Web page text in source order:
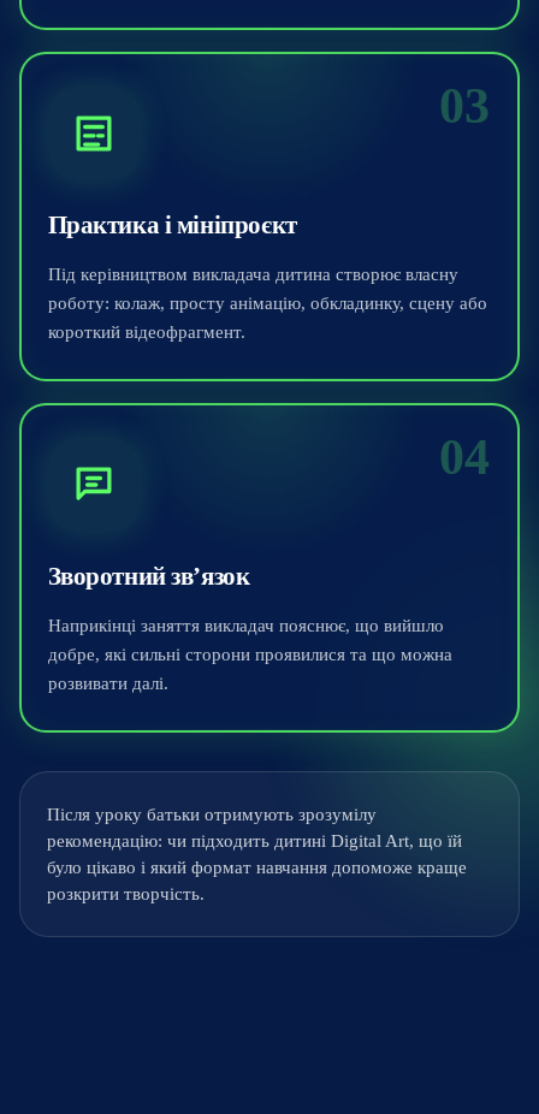
03
Практика і мініпроєкт
Під керівництвом викладача дитина створює власну
роботу: колаж, просту анімацію, обкладинку, сцену або
короткий відеофрагмент.
04
Зворотний зв’язок
Наприкінці заняття викладач пояснює, що вийшло
добре, які сильні сторони проявилися та що можна
розвивати далі.
Після уроку батьки отримують зрозумілу
рекомендацію: чи підходить дитині Digital Art, що їй
було цікаво і який формат навчання допоможе краще
розкрити творчість.